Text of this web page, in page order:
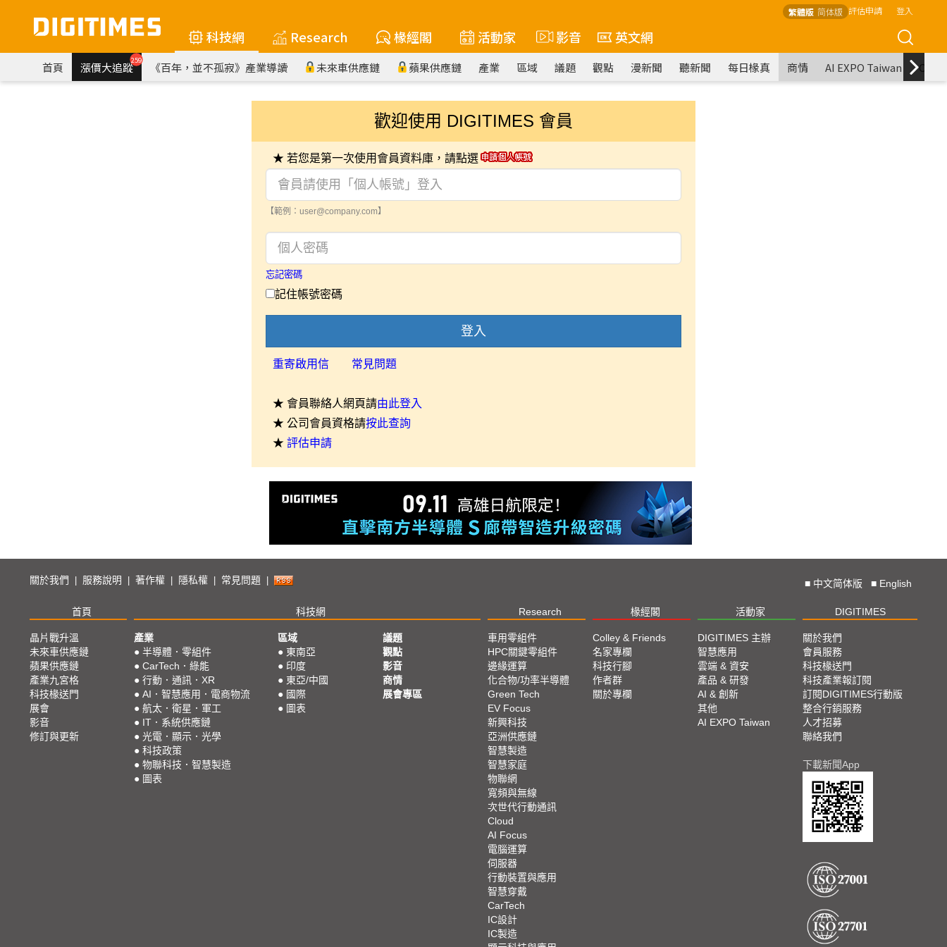
繁體版 简体版 評估申請 登入
科技網 Research 椽經閣 活動家 影音 英文網
首頁 漲價大追蹤259 《百年，並不孤寂》產業導讀 未來車供應鏈 蘋果供應鏈 產業 區域 議題 觀點 漫新聞 聽新聞 每日椽真 商情 AI EXPO Taiwan
歡迎使用 DIGITIMES 會員
★ 若您是第一次使用會員資料庫，請點選
【範例：user@company.com】
忘記密碼
記住帳號密碼
登入
重寄啟用信 常見問題
★ 會員聯絡人網頁請由此登入
★ 公司會員資格請按此查詢
★ 評估申請
關於我們 服務說明 著作權 隱私權 常見問題 ■ 中文简体版 ■ English
首頁 科技網 Research 椽經閣 活動家 DIGITIMES
晶片戰升溫
未來車供應鏈
蘋果供應鏈
產業九宮格
科技椽送門
展會
影音
修訂與更新
產業
● 半導體．零組件
● CarTech．綠能
● 行動．通訊．XR
● AI．智慧應用．電商物流
● 航太．衛星．軍工
● IT．系統供應鏈
● 光電．顯示．光學
● 科技政策
● 物聯科技．智慧製造
● 圖表
區域
● 東南亞
● 印度
● 東亞/中國
● 國際
● 圖表
議題
觀點
影音
商情
展會專區
車用零組件
HPC關鍵零組件
邊緣運算
化合物/功率半導體
Green Tech
EV Focus
新興科技
亞洲供應鏈
智慧製造
智慧家庭
物聯網
寬頻與無線
次世代行動通訊
Cloud
AI Focus
電腦運算
伺服器
行動裝置與應用
智慧穿戴
CarTech
IC設計
IC製造
Colley & Friends
名家專欄
科技行腳
作者群
關於專欄
DIGITIMES 主辦
智慧應用
雲端 & 資安
產品 & 研發
AI & 創新
其他
AI EXPO Taiwan
關於我們
會員服務
科技椽送門
科技產業報訂閱
訂閱DIGITIMES行動版
整合行銷服務
人才招募
聯絡我們
下載新聞App